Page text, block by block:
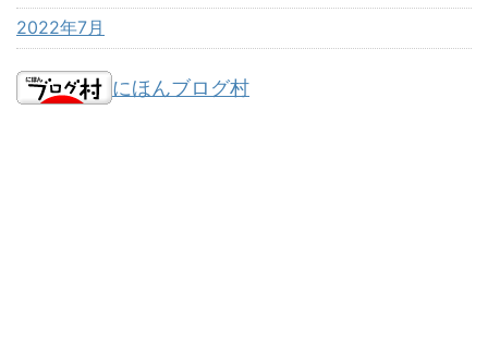
2022年7月
にほんブログ村